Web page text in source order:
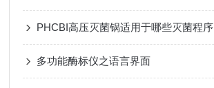
PHCBI高压灭菌锅适用于哪些灭菌程序
多功能酶标仪之语言界面